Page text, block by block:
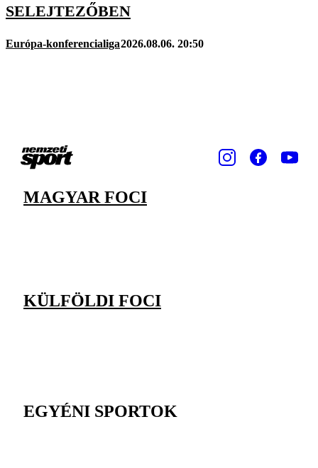
SELEJTEZŐBEN
Európa-konferencialiga2026.08.06. 20:50
MAGYAR FOCI
KÜLFÖLDI FOCI
EGYÉNI SPORTOK